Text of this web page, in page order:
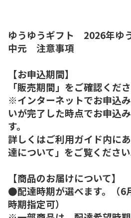
ゆうゆうギフト 2026年ゆ
中元 注意事項
【お申込期間】
「販売期間」をご確認くださ
※インターネットでお申込
いが完了した時点でお申込
す。
詳しくはご利用ガイド内に
達について」をご覧ください
【商品のお届けについて】
●配達時期が選べます。（6
時期指定可）